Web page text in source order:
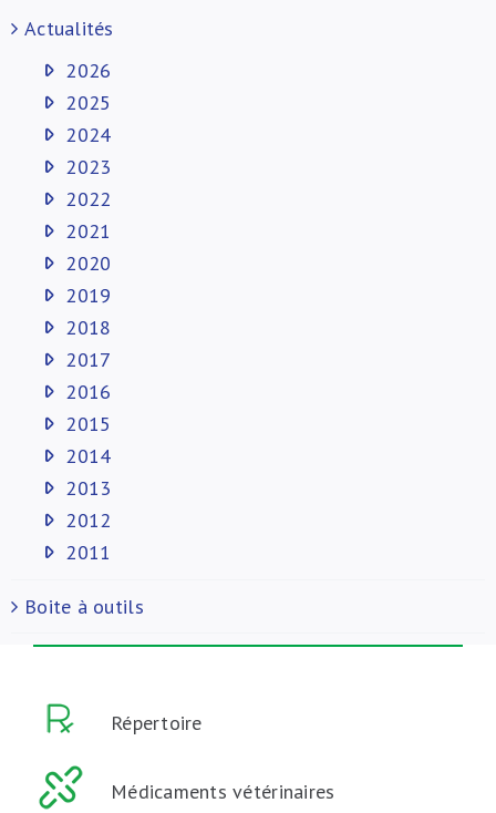
Actualités
2026
2025
2024
2023
2022
2021
2020
2019
2018
2017
2016
2015
2014
2013
2012
2011
Boite à outils
Répertoire
Médicaments vétérinaires